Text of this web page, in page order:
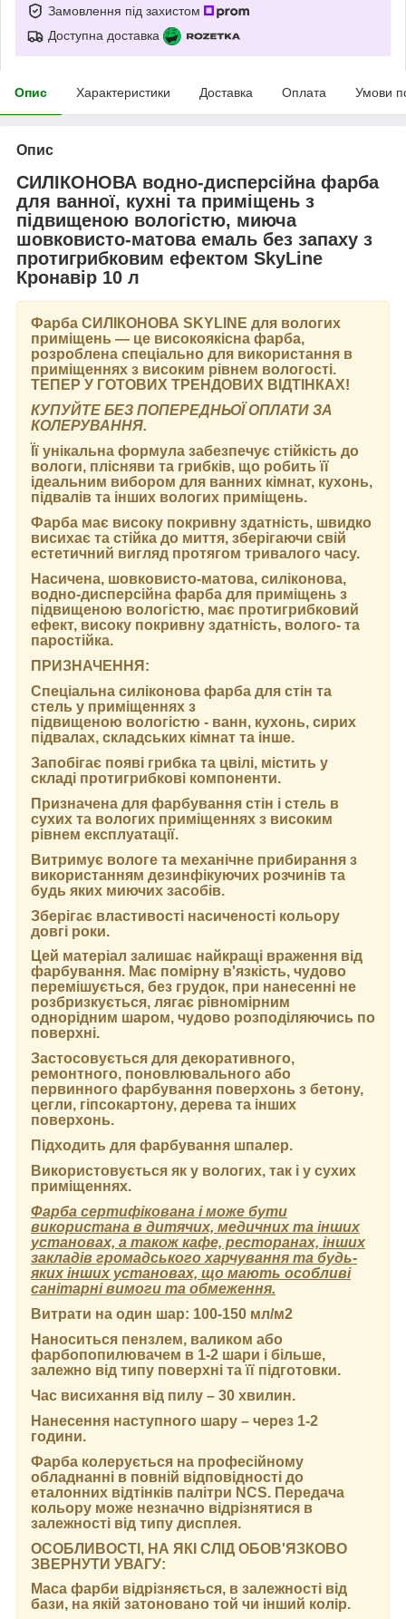
Замовлення під захистом
Доступна доставка
Опис Характеристики Доставка Оплата Умови
Опис
СИЛІКОНОВА водно-дисперсійна фарба
для ванної, кухні та приміщень з
підвищеною вологістю, миюча
шовковисто-матова емаль без запаху з
протигрибковим ефектом SkyLine
Кронавір 10 л
Фарба СИЛІКОНОВА SKYLINE для вологих
приміщень — це високоякісна фарба,
розроблена спеціально для використання в
приміщеннях з високим рівнем вологості.
ТЕПЕР У ГОТОВИХ ТРЕНДОВИХ ВІДТІНКАХ!
КУПУЙТЕ БЕЗ ПОПЕРЕДНЬОЇ ОПЛАТИ ЗА
КОЛЕРУВАННЯ.
Її унікальна формула забезпечує стійкість до
вологи, плісняви та грибків, що робить її
ідеальним вибором для ванних кімнат, кухонь,
підвалів та інших вологих приміщень.
Фарба має високу покривну здатність, швидко
висихає та стійка до миття, зберігаючи свій
естетичний вигляд протягом тривалого часу.
Насичена, шовковисто-матова, силіконова,
водно-дисперсійна фарба для приміщень з
підвищеною вологістю, має протигрибковий
ефект, високу покривну здатність, волого- та
паростійка.
ПРИЗНАЧЕННЯ:
Спеціальна силіконова фарба для стін та
стель у приміщеннях з
підвищеною вологістю - ванн, кухонь, сирих
підвалах, складських кімнат та інше.
Запобігає появі грибка та цвілі, містить у
складі протигрибкові компоненти.
Призначена для фарбування стін і стель в
сухих та вологих приміщеннях з високим
рівнем експлуатації.
Витримує вологе та механічне прибирання з
використанням дезинфікуючих розчинів та
будь яких миючих засобів.
Зберігає властивості насиченості кольору
довгі роки.
Цей матеріал залишає найкращі враження від
фарбування. Має помірну в'язкість, чудово
перемішується, без грудок, при нанесенні не
розбризкується, лягає рівномірним
однорідним шаром, чудово розподіляючись по
поверхні.
Застосовується для декоративного,
ремонтного, поновлювального або
первинного фарбування поверхонь з бетону,
цегли, гіпсокартону, дерева та інших
поверхонь.
Підходить для фарбування шпалер.
Використовується як у вологих, так і у сухих
приміщеннях.
Фарба сертифікована і може бути
використана в дитячих, медичних та інших
установах, а також кафе, ресторанах, інших
закладів громадського харчування та будь-
яких інших установах, що мають особливі
санітарні вимоги та обмеження.
Витрати на один шар: 100-150 мл/м2
Наноситься пензлем, валиком або
фарбопопилювачем в 1-2 шари і більше,
залежно від типу поверхні та її підготовки.
Час висихання від пилу – 30 хвилин.
Нанесення наступного шару – через 1-2
години.
Фарба колерується на професійному
обладнанні в повній відповідності до
еталонних відтінків палітри NCS. Передача
кольору може незначно відрізнятися в
залежності від типу дисплея.
ОСОБЛИВОСТІ, НА ЯКІ СЛІД ОБОВ'ЯЗКОВО
ЗВЕРНУТИ УВАГУ:
Маса фарби відрізняється, в залежності від
бази, на якій затоновано той чи інший колір.